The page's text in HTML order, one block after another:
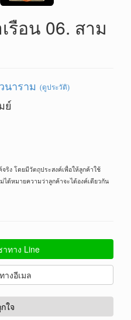
รือน 06. สาม
นาราม (ดูประวัติ)
ย์
ริง โดยมีวัตถุประสงค์เพื่อให้ลูกค้าใช้
ได้หมายความว่าลูกค้าจะได้องค์เดียวกัน
ทาง Line
างอีเมล
ใจ